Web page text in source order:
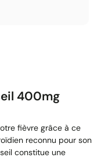
400mg
fièvre grâce à ce
reconnu pour son
constitue une